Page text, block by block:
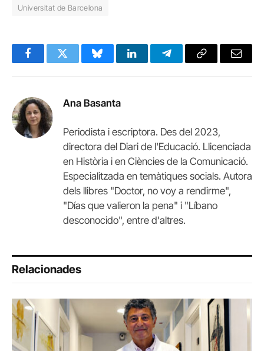
Universitat de Barcelona
FacebookTwitter BlueskyLinkedInTelegramCopy
Email
Ana Basanta
Periodista i escriptora. Des del 2023,
directora del Diari de l'Educació. Llicenciada
en Història i en Ciències de la Comunicació.
Especialitzada en temàtiques socials. Autora
dels llibres "Doctor, no voy a rendirme",
"Días que valieron la pena" i "Líbano
desconocido", entre d'altres.
Relacionades